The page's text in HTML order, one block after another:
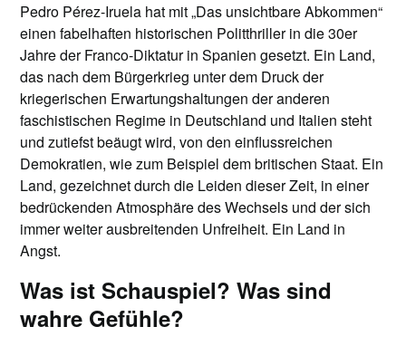
Pedro Pérez-Iruela hat mit „Das unsichtbare Abkommen“
einen fabelhaften historischen Politthriller in die 30er
Jahre der Franco-Diktatur in Spanien gesetzt. Ein Land,
das nach dem Bürgerkrieg unter dem Druck der
kriegerischen Erwartungshaltungen der anderen
faschistischen Regime in Deutschland und Italien steht
und zutiefst beäugt wird, von den einflussreichen
Demokratien, wie zum Beispiel dem britischen Staat. Ein
Land, gezeichnet durch die Leiden dieser Zeit, in einer
bedrückenden Atmosphäre des Wechsels und der sich
immer weiter ausbreitenden Unfreiheit. Ein Land in
Angst.
Was ist Schauspiel? Was sind
wahre Gefühle?